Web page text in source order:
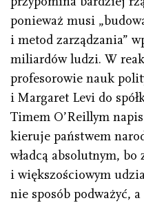
ponieważ musi
i metod zarządzania”
miliardów ludzi. W
profesorowie nauk
i Margaret Levi do
Timem O’Reillym
kieruje państwem
władcą absolutnym, bo
i większościowym
nie sposób podważyć,